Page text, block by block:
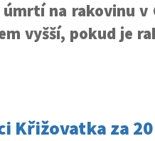
na rakovinu v
vyšší, pokud je
Křižovatka za